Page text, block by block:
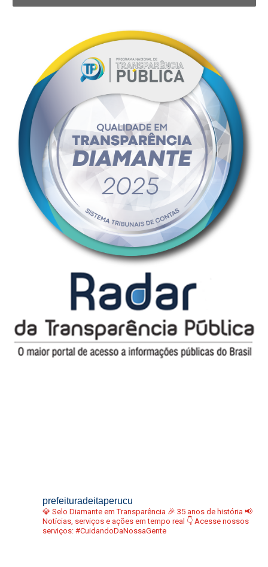
prefeituradeitaperucu
💎 Selo Diamante em Transparência 🎉 35 anos de história 📢
Notícias, serviços e ações em tempo real 👇 Acesse nossos
serviços: #CuidandoDaNossaGente